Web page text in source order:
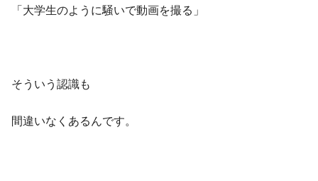
「大学生のように騒いで動画を撮る」
そういう認識も
間違いなくあるんです。